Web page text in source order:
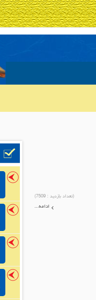
(تعداد بازدید : 7509
)
ادامه...